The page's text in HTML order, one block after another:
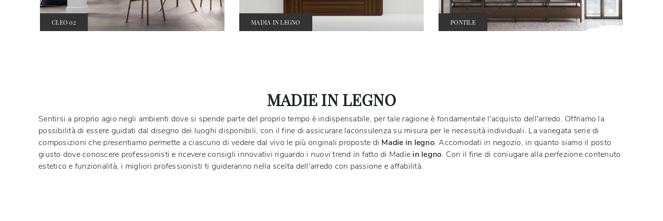
CLEO 02 MADIA IN LEGNO PONTILE
MADIE IN LEGNO
Sentirsi a proprio agio negli ambienti dove si spende parte del proprio tempo è indispensabile, per tale ragione è fondamentale l'acquisto dell'arredo. Offriamo la
possibilità di essere guidati dal disegno dei luoghi disponibili, con il fine di assicurare laconsulenza su misura per le necessità individuali. La variegata serie di
composizioni che presentiamo permette a ciascuno di vedere dal vivo le più originali proposte di Madie in legno. Accomodati in negozio, in quanto siamo il posto
giusto dove conoscere professionisti e ricevere consigli innovativi riguardo i nuovi trend in fatto di Madie in legno. Con il fine di coniugare alla perfezione contenuto
estetico e funzionalità, i migliori professionisti ti guideranno nella scelta dell'arredo con passione e affabilità.